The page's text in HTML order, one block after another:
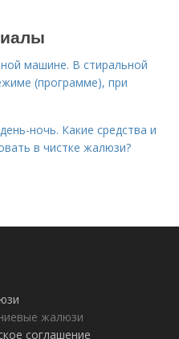
машине. В стиральной
(программе), при
ночь. Какие средства и
в чистке жалюзи?
жалюзи
соглашение